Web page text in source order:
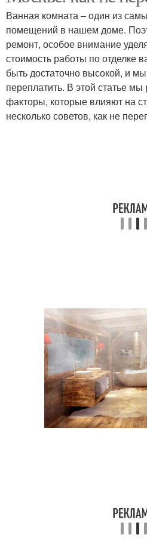
Ванная комната – один из
помещений в нашем доме.
ремонт, особое внимание
стоимость работы по отделке
быть достаточно высокой, и
переплатить. В этой статье
факторы, которые влияют на
несколько советов, как не